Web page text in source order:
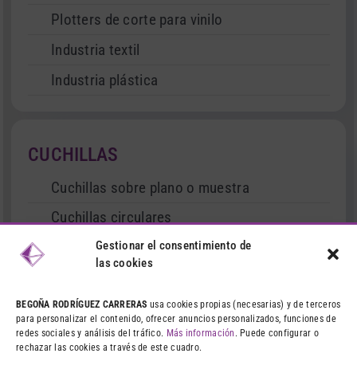
Gestionar el consentimiento de
las cookies
BEGOÑA RODRÍGUEZ CARRERASusa cookies propias (necesarias) y de terceros
para personalizar el contenido, ofrecer anuncios personalizados, funciones de
redes sociales y análisis del tráfico. Más información . Puede configurar o
rechazar las cookies a través de este cuadro.
Plotters de corte para vinilo
Industria textil
Industria plástica
CUCHILLAS
Cuchillas sobre plano o muestra
Cuchillas circulares
Cuchillas tipo cutter
Cuchillas fijas y móviles
Cuchillas con tratamientos